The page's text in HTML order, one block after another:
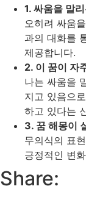
1. 싸움을 말
오히려 싸움
과의 대화를
제공합니다.
2. 이 꿈이 자
나는 싸움을
지고 있음으
하고 있다는
3. 꿈 해몽이
무의식의 표
긍정적인 변
Share: